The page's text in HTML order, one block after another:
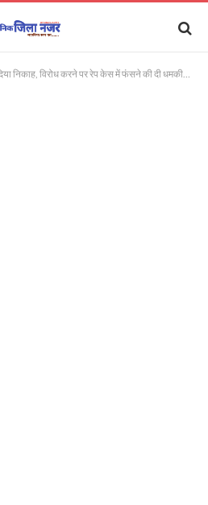
विरोध करने पर रेप केस में फंसने की दी धमकी, पीड़ित ने एसएसपी से लगाई गुहार